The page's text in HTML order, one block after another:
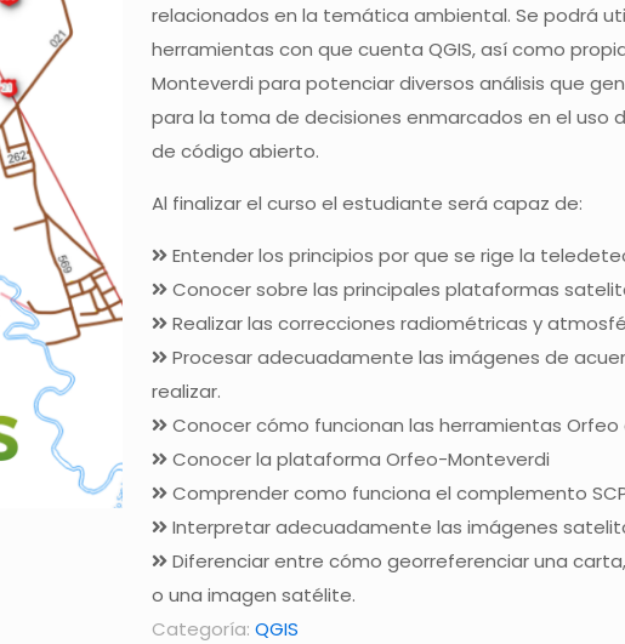
relacionados en la temática ambiental. Se podrá
herramientas con que cuenta QGIS, así como
Monteverdi para potenciar diversos análisis que
para la toma de decisiones enmarcados en el uso
de código abierto.
Al finalizar el curso el estudiante será capaz de:
Entender los principios por que se rige la
Conocer sobre las principales plataformas
Realizar las correcciones radiométricas y
Procesar adecuadamente las imágenes de
realizar.
Conocer cómo funcionan las herramientas Orfeo
Conocer la plataforma Orfeo-Monteverdi
Comprender como funciona el complemento
Interpretar adecuadamente las imágenes
Diferenciar entre cómo georreferenciar una
o una imagen satélite.
Categoría: QGIS